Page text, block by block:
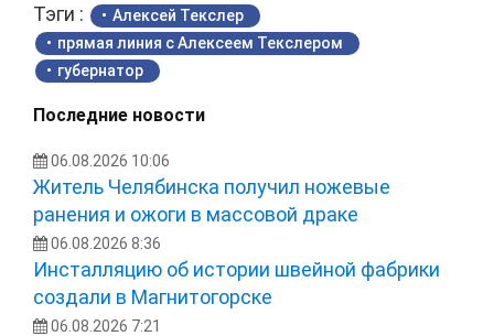
Тэги :
Алексей Текслер
прямая линия с Алексеем Текслером
губернатор
Последние новости
06.08.2026 10:06
Житель Челябинска получил ножевые
ранения и ожоги в массовой драке
06.08.2026 8:36
Инсталляцию об истории швейной фабрики
создали в Магнитогорске
06.08.2026 7:21